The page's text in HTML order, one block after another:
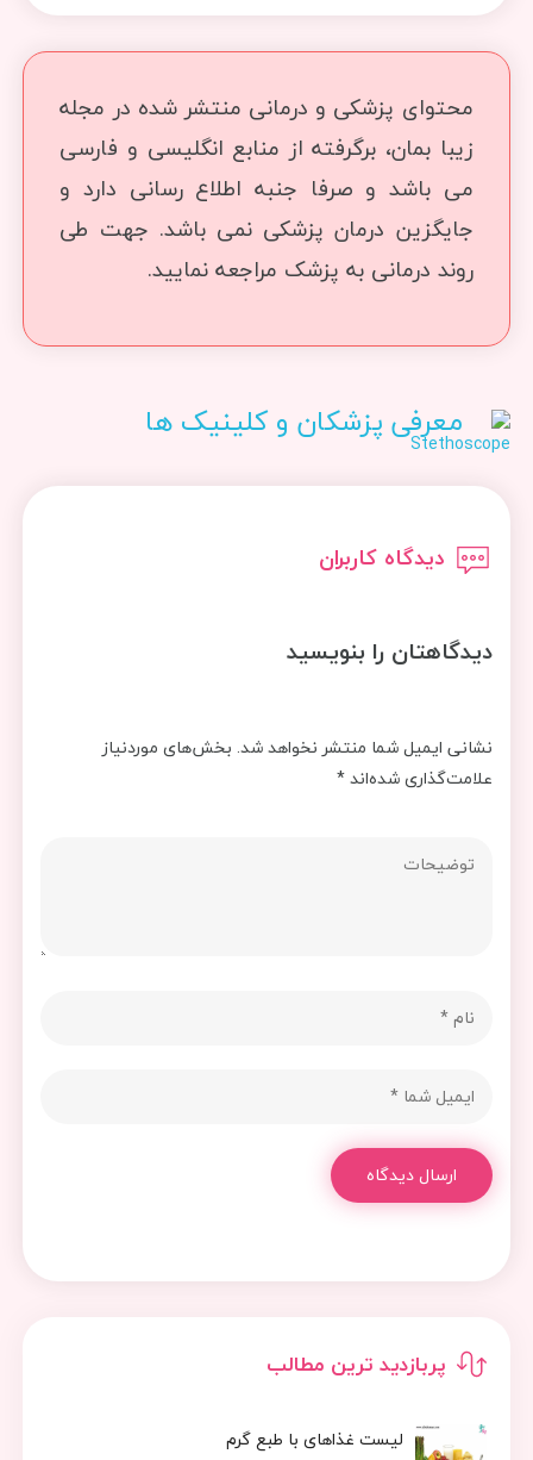
پربازدید ترین مطالب
لیست غذاهای با طبع گرم
محتوای پزشکی و درمانی منتشر شده در مجله
زیبا بمان، برگرفته از منابع انگلیسی و فارسی
می باشد و صرفا جنبه اطلاع رسانی دارد و
جایگزین درمان پزشکی نمی باشد. جهت طی
روند درمانی به پزشک مراجعه نمایید.
معرفی پزشکان و کلینیک ها
دیدگاه کاربران
دیدگاهتان را بنویسید
نشانی ایمیل شما منتشر نخواهد شد. بخش‌های موردنیاز
علامت‌گذاری شده‌اند*
ارسال دیدگاه